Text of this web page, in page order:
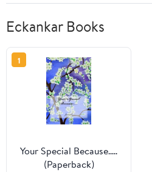
Eckankar Books
1
Your Special Because.....
(Paperback)